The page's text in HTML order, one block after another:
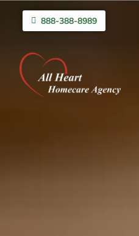
888-388-8989